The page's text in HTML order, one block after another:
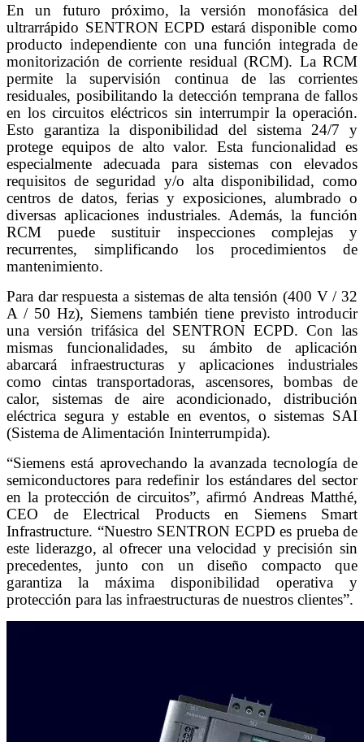
En un futuro próximo, la versión monofásica del
ultrarrápido SENTRON ECPD estará disponible como
producto independiente con una función integrada de
monitorización de corriente residual (RCM). La RCM
permite la supervisión continua de las corrientes
residuales, posibilitando la detección temprana de fallos
en los circuitos eléctricos sin interrumpir la operación.
Esto garantiza la disponibilidad del sistema 24/7 y
protege equipos de alto valor. Esta funcionalidad es
especialmente adecuada para sistemas con elevados
requisitos de seguridad y/o alta disponibilidad, como
centros de datos, ferias y exposiciones, alumbrado o
diversas aplicaciones industriales. Además, la función
RCM puede sustituir inspecciones complejas y
recurrentes, simplificando los procedimientos de
mantenimiento.
Para dar respuesta a sistemas de alta tensión (400 V / 32
A / 50 Hz), Siemens también tiene previsto introducir
una versión trifásica del SENTRON ECPD. Con las
mismas funcionalidades, su ámbito de aplicación
abarcará infraestructuras y aplicaciones industriales
como cintas transportadoras, ascensores, bombas de
calor, sistemas de aire acondicionado, distribución
eléctrica segura y estable en eventos, o sistemas SAI
(Sistema de Alimentación Ininterrumpida).
“Siemens está aprovechando la avanzada tecnología de
semiconductores para redefinir los estándares del sector
en la protección de circuitos”, afirmó Andreas Matthé,
CEO de Electrical Products en Siemens Smart
Infrastructure. “Nuestro SENTRON ECPD es prueba de
este liderazgo, al ofrecer una velocidad y precisión sin
precedentes, junto con un diseño compacto que
garantiza la máxima disponibilidad operativa y
protección para las infraestructuras de nuestros clientes”.